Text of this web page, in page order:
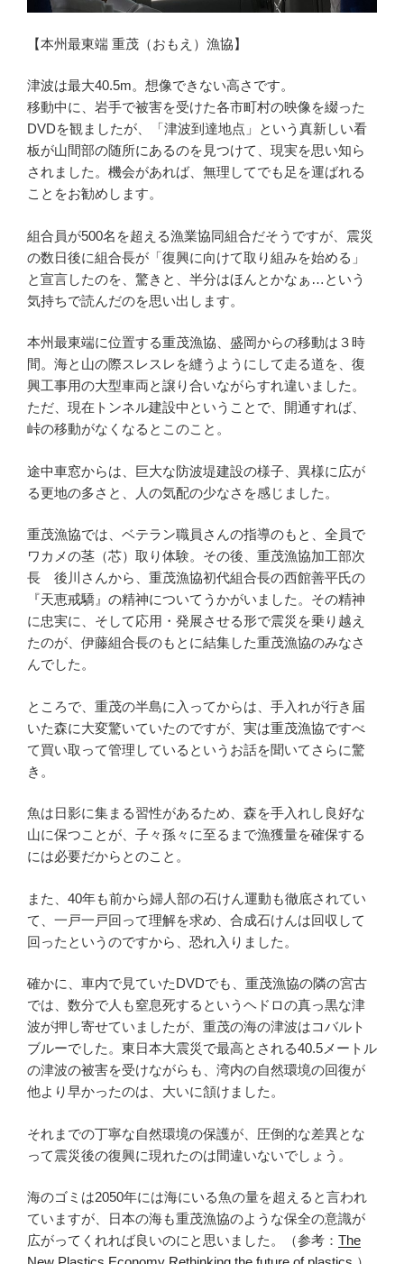
【本州最東端 重茂（おもえ）漁協】
津波は最大40.5m。想像できない高さです。
移動中に、岩手で被害を受けた各市町村の映像を綴った
DVDを観ましたが、「津波到達地点」という真新しい看
板が山間部の随所にあるのを見つけて、現実を思い知ら
されました。機会があれば、無理してでも足を運ばれる
ことをお勧めします。
組合員が500名を超える漁業協同組合だそうですが、震災
の数日後に組合長が「復興に向けて取り組みを始める」
と宣言したのを、驚きと、半分はほんとかなぁ…という
気持ちで読んだのを思い出します。
本州最東端に位置する重茂漁協、盛岡からの移動は３時
間。海と山の際スレスレを縫うようにして走る道を、復
興工事用の大型車両と譲り合いながらすれ違いました。
ただ、現在トンネル建設中ということで、開通すれば、
峠の移動がなくなるとこのこと。
途中車窓からは、巨大な防波堤建設の様子、異様に広が
る更地の多さと、人の気配の少なさを感じました。
重茂漁協では、ベテラン職員さんの指導のもと、全員で
ワカメの茎（芯）取り体験。その後、重茂漁協加工部次
長 後川さんから、重茂漁協初代組合長の西館善平氏の
『天恵戒驕』の精神についてうかがいました。その精神
に忠実に、そして応用・発展させる形で震災を乗り越え
たのが、伊藤組合長のもとに結集した重茂漁協のみなさ
んでした。
ところで、重茂の半島に入ってからは、手入れが行き届
いた森に大変驚いていたのですが、実は重茂漁協ですべ
て買い取って管理しているというお話を聞いてさらに驚
き。
魚は日影に集まる習性があるため、森を手入れし良好な
山に保つことが、子々孫々に至るまで漁獲量を確保する
には必要だからとのこと。
また、40年も前から婦人部の石けん運動も徹底されてい
て、一戸一戸回って理解を求め、合成石けんは回収して
回ったというのですから、恐れ入りました。
確かに、車内で見ていたDVDでも、重茂漁協の隣の宮古
では、数分で人も窒息死するというヘドロの真っ黒な津
波が押し寄せていましたが、重茂の海の津波はコバルト
ブルーでした。東日本大震災で最高とされる40.5メートル
の津波の被害を受けながらも、湾内の自然環境の回復が
他より早かったのは、大いに頷けました。
それまでの丁寧な自然環境の保護が、圧倒的な差異とな
って震災後の復興に現れたのは間違いないでしょう。
海のゴミは2050年には海にいる魚の量を超えると言われ
ていますが、日本の海も重茂漁協のような保全の意識が
広がってくれれば良いのにと思いました。（参考： The